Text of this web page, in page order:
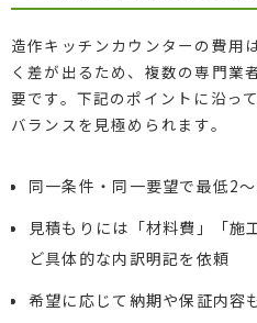
造作キッチンカウンターの費用
く差が出るため、複数の専門業
要です。下記のポイントに沿っ
バランスを見極められます。
同一条件・同一要望で最低2
見積もりには「材料費」「施
ど具体的な内訳明記を依頼
希望に応じて納期や保証内容